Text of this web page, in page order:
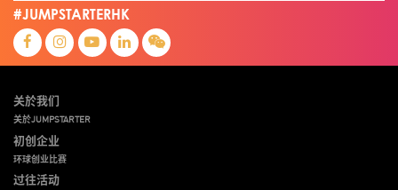
#JUMPSTARTERHK
关於我们
关於JUMPSTARTER
初创企业
环球创业比赛
过往活动